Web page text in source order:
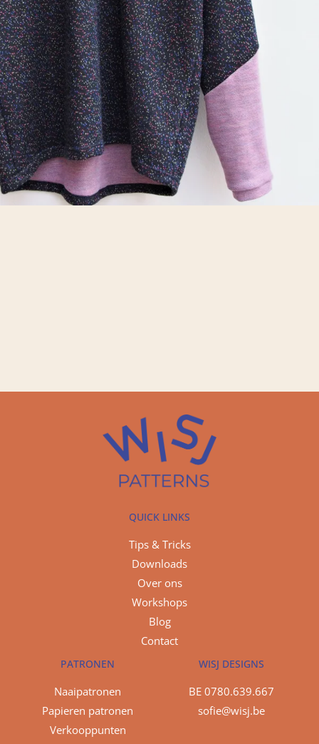
QUICK LINKS
Tips & Tricks
Downloads
Over ons
Workshops
Blog
Contact
PATRONEN
Naaipatronen
Papieren patronen
Verkooppunten
WISJ DESIGNS
BE 0780.639.667
sofie@wisj.be